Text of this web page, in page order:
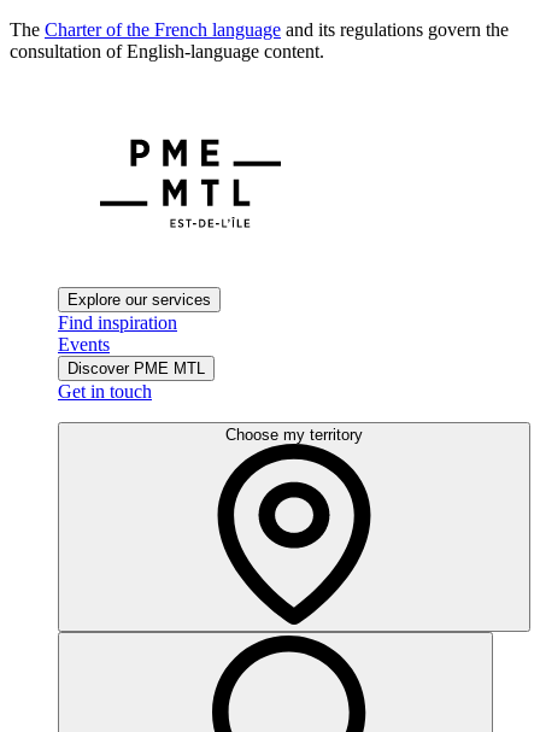
The Charter of the French language and its regulations govern the
consultation of English-language content.
Explore our services
Find inspiration
Events
Discover PME MTL
Get in touch
Choose my territory